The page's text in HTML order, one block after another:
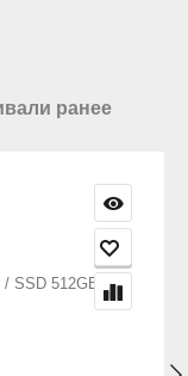
ранее
SSD 512GB /